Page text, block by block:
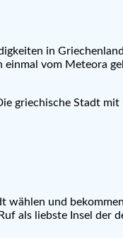
in
vom Meteora
griechische Stadt
und
als liebste Insel